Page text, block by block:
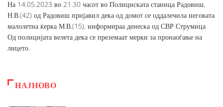
На 14.05.2023 во 21.30 часот во Полициската станица Радовиш,
Н.В.(42) од Радовиш пријавил дека од домот се оддалечила неговата
малолетна ќерка М.В.(15), информираа денеска од СВР Струмица
Од полицијата велета дека се преземаат мерки за пронаоѓање на
лицето.
НАЈНОВО